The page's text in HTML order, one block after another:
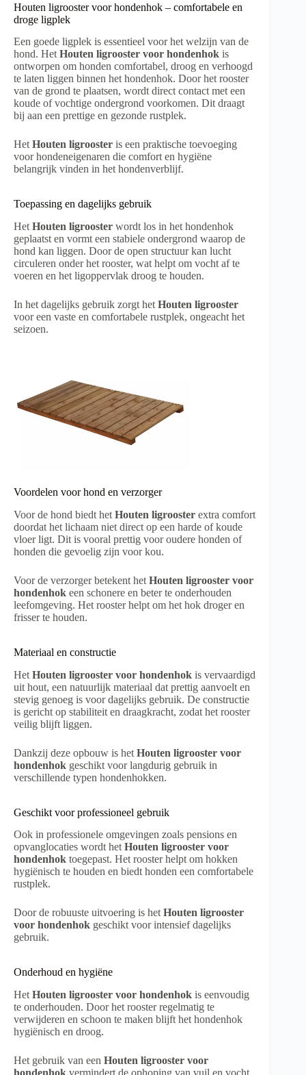
Houten ligrooster voor hondenhok – comfortabele en
droge ligplek
Een goede ligplek is essentieel voor het welzijn van de
hond. HetHouten ligrooster voor hondenhok is
ontworpen om honden comfortabel, droog en verhoogd
te laten liggen binnen het hondenhok. Door het rooster
van de grond te plaatsen, wordt direct contact met een
koude of vochtige ondergrond voorkomen. Dit draagt
bij aan een prettige en gezonde rustplek.
HetHouten ligrooster is een praktische toevoeging
voor hondeneigenaren die comfort en hygiëne
belangrijk vinden in het hondenverblijf.
Toepassing en dagelijks gebruik
Het Houten ligrooster wordt los in het hondenhok
geplaatst en vormt een stabiele ondergrond waarop de
hond kan liggen. Door de open structuur kan lucht
circuleren onder het rooster, wat helpt om vocht af te
voeren en het ligoppervlak droog te houden.
In het dagelijks gebruik zorgt het Houten ligrooster
voor een vaste en comfortabele rustplek, ongeacht het
seizoen.
Voordelen voor hond en verzorger
Voor de hond biedt het Houten ligrooster extra comfort
doordat het lichaam niet direct op een harde of koude
vloer ligt. Dit is vooral prettig voor oudere honden of
honden die gevoelig zijn voor kou.
Voor de verzorger betekent het Houten ligrooster voor
hondenhok een schonere en beter te onderhouden
leefomgeving. Het rooster helpt om het hok droger en
frisser te houden.
Materiaal en constructie
Het Houten ligrooster voor hondenhok is vervaardigd
uit hout, een natuurlijk materiaal dat prettig aanvoelt en
stevig genoeg is voor dagelijks gebruik. De constructie
is gericht op stabiliteit en draagkracht, zodat het rooster
veilig blijft liggen.
Dankzij deze opbouw is het Houten ligrooster voor
hondenhok geschikt voor langdurig gebruik in
verschillende typen hondenhokken.
Geschikt voor professioneel gebruik
Ook in professionele omgevingen zoals pensions en
opvanglocaties wordt hetHouten ligrooster voor
hondenhok toegepast. Het rooster helpt om hokken
hygiënisch te houden en biedt honden een comfortabele
rustplek.
Door de robuuste uitvoering is hetHouten ligrooster
voor hondenhok geschikt voor intensief dagelijks
gebruik.
Onderhoud en hygiëne
Het Houten ligrooster voor hondenhok is eenvoudig
te onderhouden. Door het rooster regelmatig te
verwijderen en schoon te maken blijft het hondenhok
hygiënisch en droog.
Het gebruik van een Houten ligrooster voor